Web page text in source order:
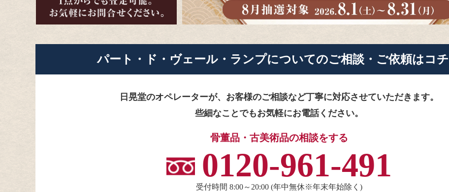
パート・ド・ヴェール・ランプについてのご相談・ご依頼はコ
日晃堂のオペレーターが、お客様のご相談など丁寧に対応させていただきます。
些細なことでもお気軽にお電話ください。
骨董品・古美術品の相談をする
0120-961-491
受付時間 8:00～20:00 (年中無休※年末年始除く)